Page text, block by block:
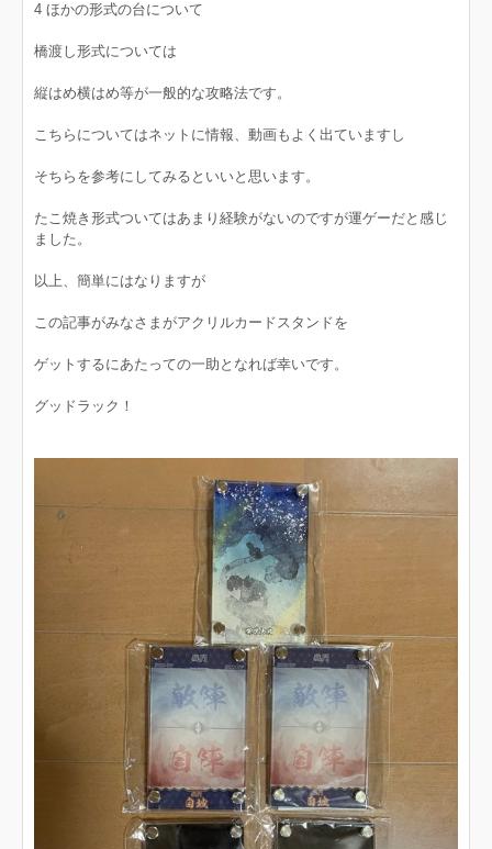
4 ほかの形式の台について
橋渡し形式については
縦はめ横はめ等が一般的な攻略法です。
こちらについてはネットに情報、動画もよく出ていますし
そちらを参考にしてみるといいと思います。
たこ焼き形式ついてはあまり経験がないのですが運ゲーだと感じ
ました。
以上、簡単にはなりますが
この記事がみなさまがアクリルカードスタンドを
ゲットするにあたっての一助となれば幸いです。
グッドラック！